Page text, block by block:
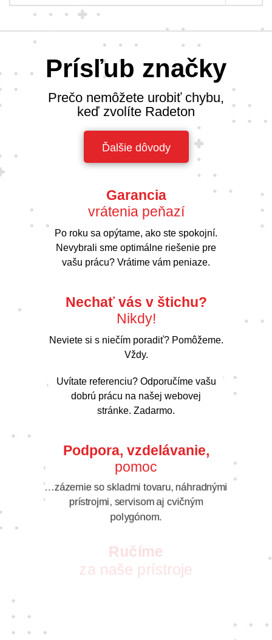
Prísľub značky
Prečo nemôžete urobiť chybu,
keď zvolíte Radeton
Ďalšie dôvody
Garancia
vrátenia peňazí
Po roku sa opýtame, ako ste spokojní.
Nevybrali sme optimálne riešenie pre
vašu prácu? Vrátime vám peniaze.
Nechať vás v štichu?
Nikdy!
Neviete si s niečím poradiť? Pomôžeme.
Vždy.
Uvítate referenciu? Odporučíme vašu
dobrú prácu na našej webovej
stránke. Zadarmo.
Podpora, vzdelávanie,
pomoc
…zázemie so skladmi tovaru, náhradnými
prístrojmi, servisom aj cvičným
polygónom.
Ručíme
za naše prístroje